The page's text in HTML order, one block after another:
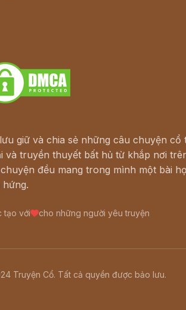
giữ và chia sẻ những câu chuyện cổ
và truyền thuyết bất hủ từ khắp nơi
đều mang trong mình một bài
hứng.
tạo với cho những người yêu truyện
Truyện Cổ. Tất cả quyền được bảo lưu.